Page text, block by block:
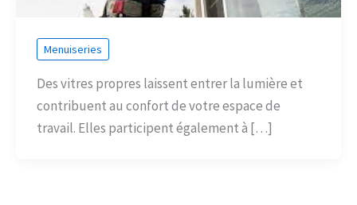
Menuiseries
Des vitres propres laissent entrer la lumière et
contribuent au confort de votre espace de
travail. Elles participent également à […]